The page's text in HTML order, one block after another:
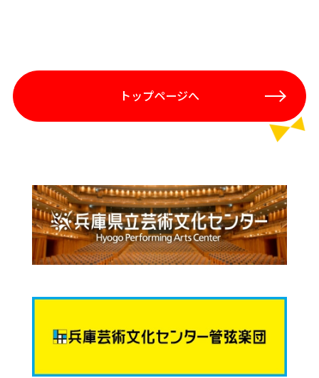
トップページへ